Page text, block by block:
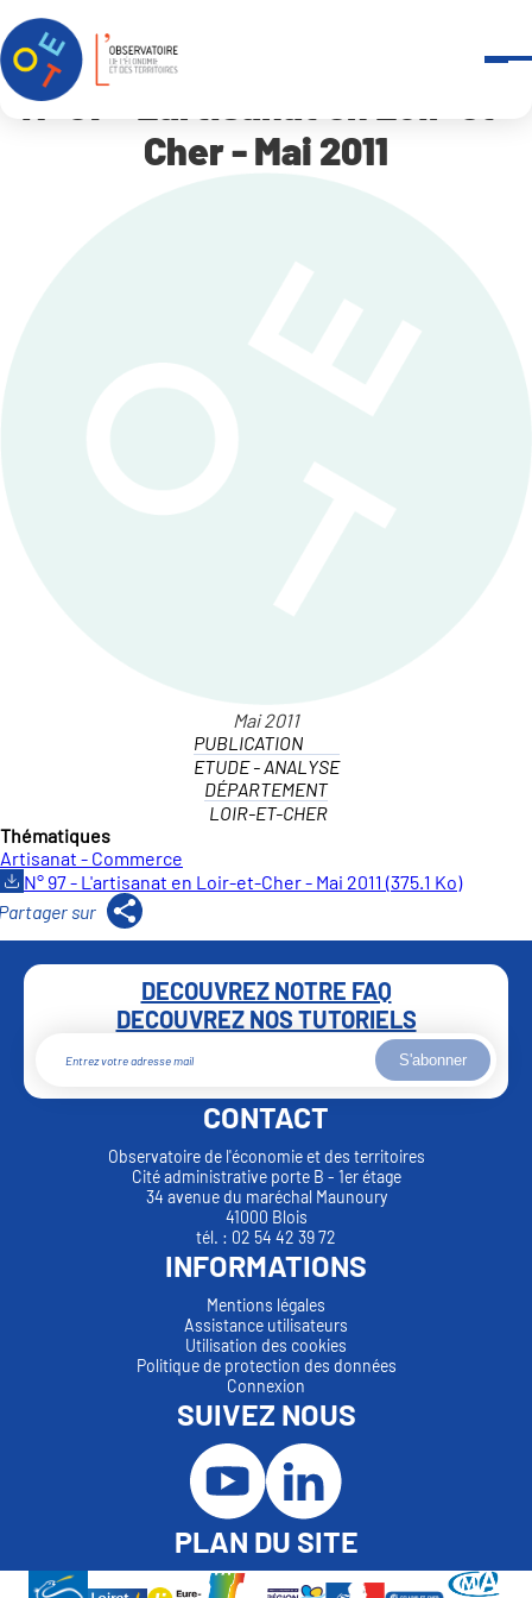
Accueil N° 97 – L’artisanat en Loir-et-Cher – Mai 2011
N° 97 - L'artisanat en Loir-et-
Cher - Mai 2011
PUBLICATION
ETUDE - ANALYSE
DÉPARTEMENT
LOIR-ET-CHER
Thématiques
Artisanat - Commerce
N° 97 - L'artisanat en Loir-et-Cher - Mai 2011 (375.1 Ko)
DECOUVREZ NOTRE FAQ
DECOUVREZ NOS TUTORIELS
S'abonner
CONTACT
Observatoire de l'économie et des territoires
Cité administrative porte B - 1er étage
34 avenue du maréchal Maunoury
41000 Blois
tél. : 02 54 42 39 72
INFORMATIONS
Mentions légales
Assistance utilisateurs
Utilisation des cookies
Politique de protection des données
Connexion
SUIVEZ NOUS
PLAN DU SITE